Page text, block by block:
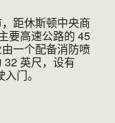
距休斯顿中央商
要高速公路的 45
一个配备消防喷
32 英尺，设有
门。